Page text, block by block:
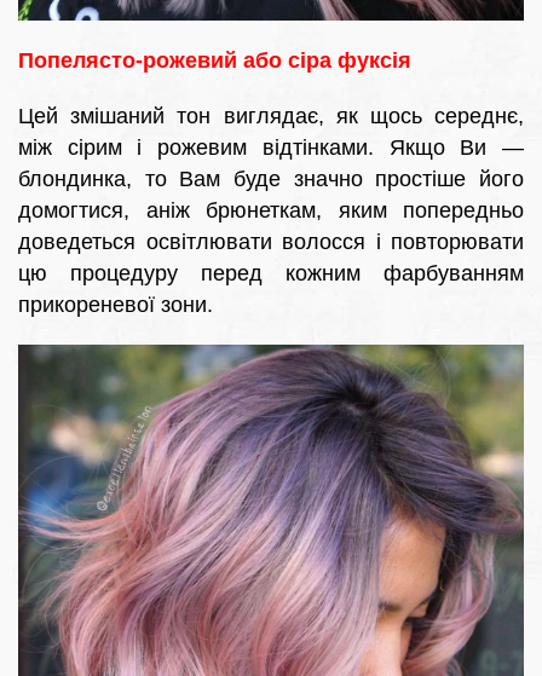
Попелясто-рожевий або сіра фуксія
Цей змішаний тон виглядає, як щось середнє,
між сірим і рожевим відтінками. Якщо Ви —
блондинка, то Вам буде значно простіше його
домогтися, аніж брюнеткам, яким попередньо
доведеться освітлювати волосся і повторювати
цю процедуру перед кожним фарбуванням
прикореневої зони.